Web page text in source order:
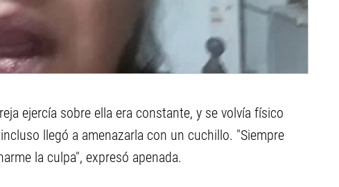
ejercía sobre ella era constante, y se volvía físico
llegó a amenazarla con un cuchillo. "Siempre
la culpa", expresó apenada.